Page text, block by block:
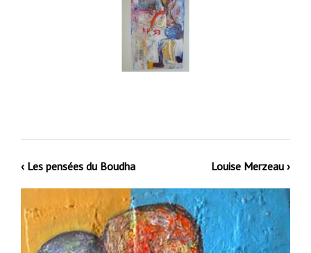
‹ Les pensées du Boudha Louise Merzeau ›